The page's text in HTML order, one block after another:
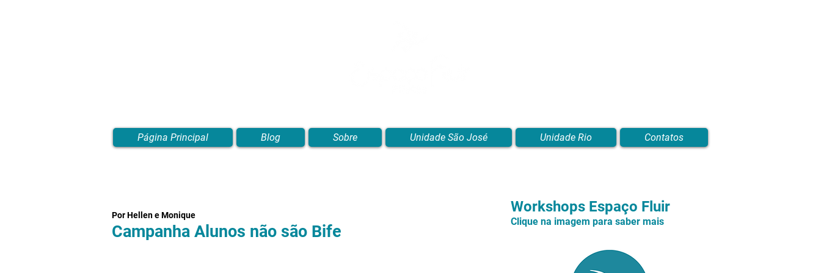
Campanha Alunos não são Bife
Por Hellen e Monique Workshops Espaço Fluir
Clique na imagem para saber mais
Página Principal Blog Sobre Unidade São José Unidade Rio Contatos